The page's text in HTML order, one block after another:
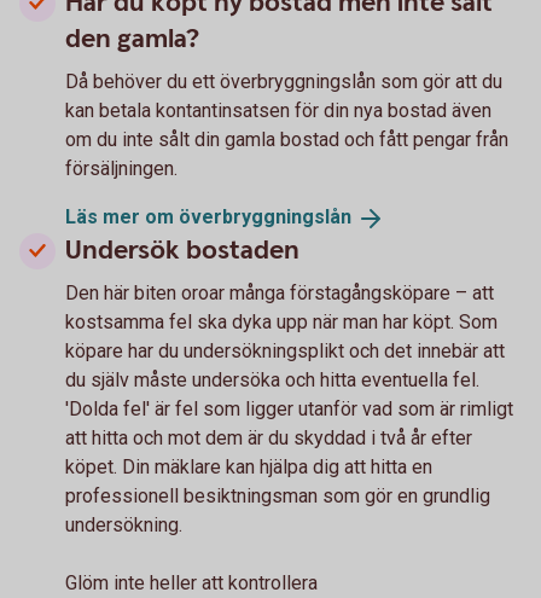
den gamla?
Då behöver du ett överbryggningslån som gör att du
kan betala kontantinsatsen för din nya bostad även
om du inte sålt din gamla bostad och fått pengar från
försäljningen.
Läs mer om överbryggningslån
Undersök bostaden
Den här biten oroar många förstagångsköpare – att
kostsamma fel ska dyka upp när man har köpt. Som
köpare har du undersökningsplikt och det innebär att
du själv måste undersöka och hitta eventuella fel.
'Dolda fel' är fel som ligger utanför vad som är rimligt
att hitta och mot dem är du skyddad i två år efter
köpet. Din mäklare kan hjälpa dig att hitta en
professionell besiktningsman som gör en grundlig
undersökning.
Glöm inte heller att kontrollera